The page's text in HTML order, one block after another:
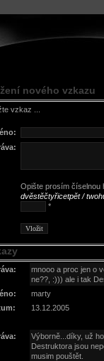
nového vzkazu
vzkaz ...
Opište prosím číselnou
dvěstěčtyřicetpět /
*
mnooo a proc jen o
ne??, :))) ale i tak
marty
13.12.2005
Výborně...díky, už
Destruktora jsou
musim pouštět.